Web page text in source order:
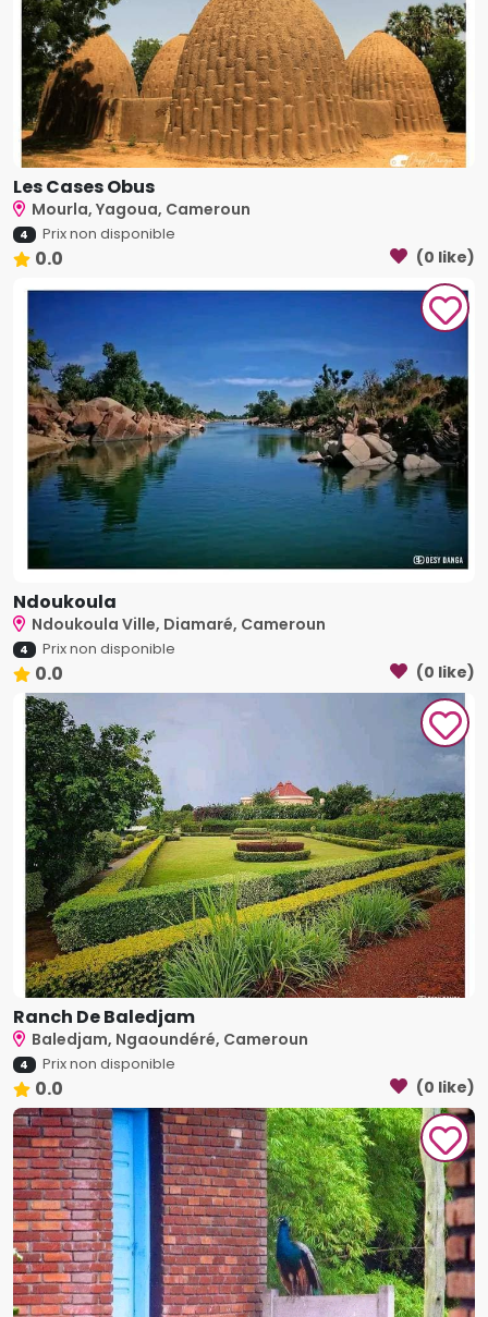
Les Cases Obus
Mourla, Yagoua, Cameroun
4 Prix non disponible
0.0 (0 like)
Ndoukoula
Ndoukoula Ville, Diamaré, Cameroun
4 Prix non disponible
0.0 (0 like)
Ranch De Baledjam
Baledjam, Ngaoundéré, Cameroun
4 Prix non disponible
0.0 (0 like)